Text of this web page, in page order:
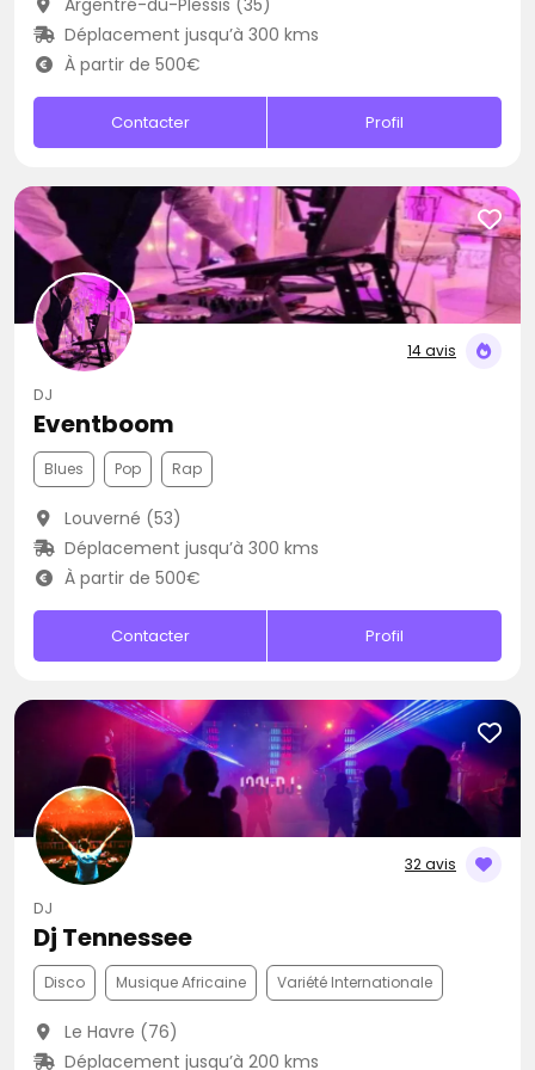
Argentré-du-Plessis (35)
Déplacement jusqu’à 300 kms
À partir de 500€
Contacter Profil
14 avis
DJ
Eventboom
Blues Pop Rap
Louverné (53)
Déplacement jusqu’à 300 kms
À partir de 500€
Contacter Profil
32 avis
DJ
Dj Tennessee
Disco Musique Africaine Variété Internationale
Le Havre (76)
Déplacement jusqu’à 200 kms